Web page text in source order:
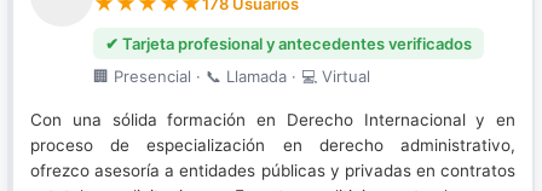
✔ Tarjeta profesional y antecedentes verificados
🏢 Presencial · 📞 Llamada · 💻 Virtual
Con una sólida formación en Derecho Internacional y en
proceso de especialización en derecho administrativo,
ofrezco asesoría a entidades públicas y privadas en contratos